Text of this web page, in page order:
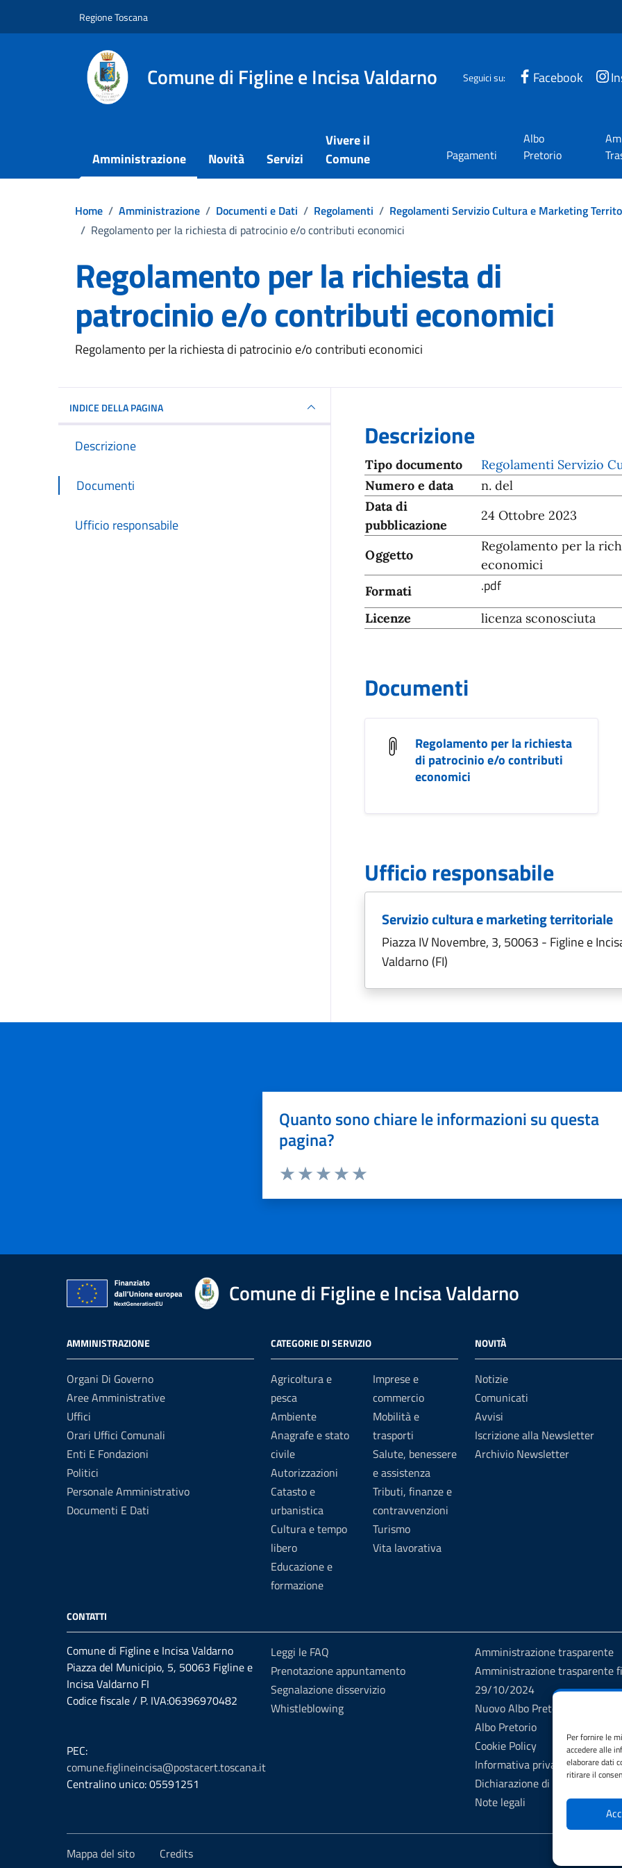
Per fornire le
accedere alle
elaborare dati
ritirare il
Regione Toscana
Comune di Figline e Incisa Valdarno Seguici su: Facebook
Amministrazione Novità Servizi
Vivere il
Comune
Pagamenti
Albo
Pretorio
Home / Amministrazione / Documenti e Dati / Regolamenti / Regolamenti Servizio Cultura e Marketing
/ Regolamento per la richiesta di patrocinio e/o contributi economici
Regolamento per la richiesta di
patrocinio e/o contributi economici
Dettagli del documento
Regolamento per la richiesta di patrocinio e/o contributi economici
INDICE DELLA PAGINA
Descrizione
Documenti
Ufficio responsabile
Descrizione
Tipo documento
Regolamenti Servizio
Numero e data
n. del
Data di
pubblicazione
24 Ottobre 2023
Oggetto
Regolamento per la
economici
Formati
.pdf
Licenze licenza sconosciuta
Documenti
Regolamento per la richiesta
di patrocinio e/o contributi
economici
Ufficio responsabile
Servizio cultura e marketing territoriale
Piazza IV Novembre, 3, 50063 - Figline e
Valdarno (FI)
Quanto sono chiare le informazioni su questa
pagina?
Comune di Figline e Incisa Valdarno
AMMINISTRAZIONE
Organi Di Governo
Aree Amministrative
Uffici
Orari Uffici Comunali
Enti E Fondazioni
Politici
Personale Amministrativo
Documenti E Dati
CATEGORIE DI SERVIZIO
Agricoltura e
pesca
Ambiente
Anagrafe e stato
civile
Autorizzazioni
Catasto e
urbanistica
Cultura e tempo
libero
Educazione e
formazione
Imprese e
commercio
Mobilità e
trasporti
Salute, benessere
e assistenza
Tributi, finanze e
contravvenzioni
Turismo
Vita lavorativa
NOVITÀ
Notizie
Comunicati
Avvisi
Iscrizione alla Newsletter
Archivio Newsletter
CONTATTI
Comune di Figline e Incisa Valdarno
Piazza del Municipio, 5, 50063 Figline e
Incisa Valdarno FI
Codice fiscale / P. IVA:06396970482
PEC:
comune.figlineincisa@postacert.toscana.it
Centralino unico: 05591251
Leggi le FAQ
Prenotazione appuntamento
Segnalazione disservizio
Whistleblowing
Amministrazione trasparente
Amministrazione trasparente
29/10/2024
Nuovo Albo Pretorio
Albo Pretorio
Cookie Policy
Informativa privacy
Dichiarazione di accessibilità
Note legali
Mappa del sito Credits